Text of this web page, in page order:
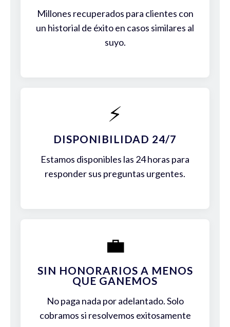
Millones recuperados para clientes con
un historial de éxito en casos similares al
suyo.
⚡
DISPONIBILIDAD 24/7
Estamos disponibles las 24 horas para
responder sus preguntas urgentes.
💼
SIN HONORARIOS A MENOS
QUE GANEMOS
No paga nada por adelantado. Solo
cobramos si resolvemos exitosamente